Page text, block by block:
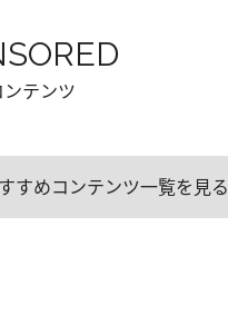
テンツ
すめコンテンツ一覧を見る